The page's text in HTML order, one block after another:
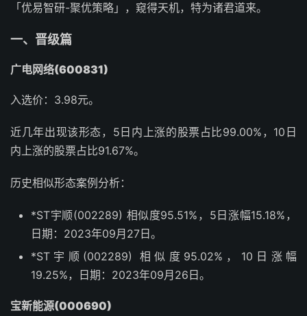
「优易智研-聚优策略」，窥得天机，特为诸君道来。
一、晋级篇
广电网络(600831)
入选价：3.98元。
近几年出现该形态，5日内上涨的股票占比99.00%，10日
内上涨的股票占比91.67%。
历史相似形态案例分析：
*ST宇顺(002289) 相似度95.51%，5日涨幅15.18%，
日期：2023年09月27日。
*ST宇顺(002289) 相似度95.02%，10日涨幅
19.25%，日期：2023年09月26日。
宝新能源(000690)